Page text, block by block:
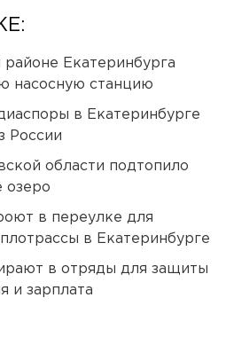
Екатеринбурга
насосную станцию
в Екатеринбурге
России
области подтопило
озеро
в переулке для
в Екатеринбурге
в отряды для защиты
и зарплата